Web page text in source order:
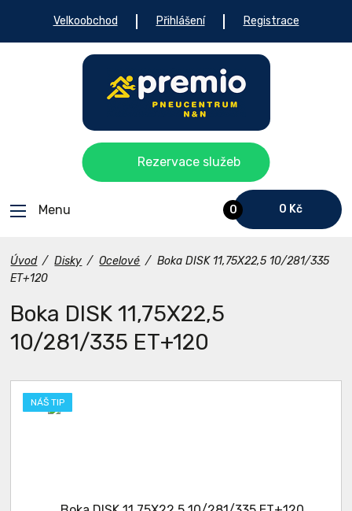
Velkoobchod Přihlášení Registrace
0 0 Kč
Menu
Rezervace služeb
Úvod / Disky / Ocelové / Boka DISK 11,75X22,5 10/281/335
ET+120
Boka DISK 11,75X22,5
10/281/335 ET+120
NÁŠ TIP